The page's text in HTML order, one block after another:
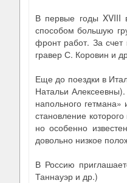
В первые годы XVIII
способом большую
фронт работ. За
гравер С. Коровин и
Еще до поездки в
Натальи
напольного
становление
но особенно
довольно низкое
В Россию
Таннауэр и др.)